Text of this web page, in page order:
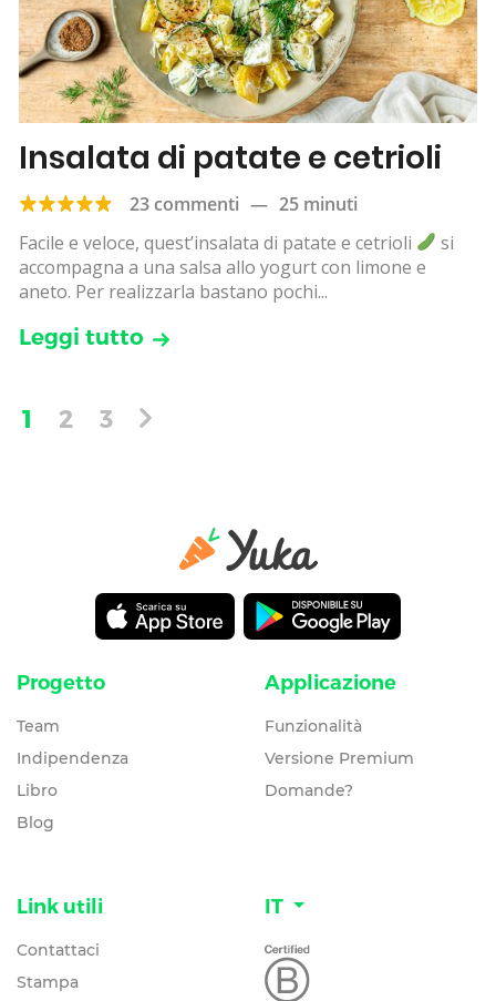
Insalata di patate e cetrioli
23 commenti — 25 minuti
Facile e veloce, quest’insalata di patate e cetrioli
si
accompagna a una salsa allo yogurt con limone e
aneto. Per realizzarla bastano pochi...
Leggi tutto
1 2 3
Progetto
Team
Indipendenza
Libro
Blog
Applicazione
Funzionalità
Versione Premium
Domande?
Link utili
Contattaci
Stampa
IT